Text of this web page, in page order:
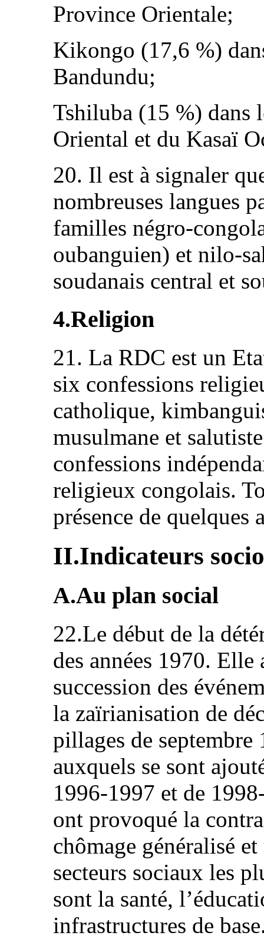
Province Orientale;
Kikongo (17,6 %)
Bandundu;
Tshiluba (15 %) dans
Oriental et du Kasaï
20. Il est à signaler
nombreuses langues
familles négro-
oubanguien) et nilo-
soudanais central et
4.Religion
21. La RDC est un
six confessions
catholique,
musulmane et
confessions
religieux congolais.
présence de quelques
II.Indicateurs
A.Au plan social
22.Le début de la
des années 1970. Elle
succession des
la zaïrianisation de
pillages de
auxquels se sont
1996-1997 et de
ont provoqué la
chômage généralisé
secteurs sociaux les
sont la santé,
infrastructures de